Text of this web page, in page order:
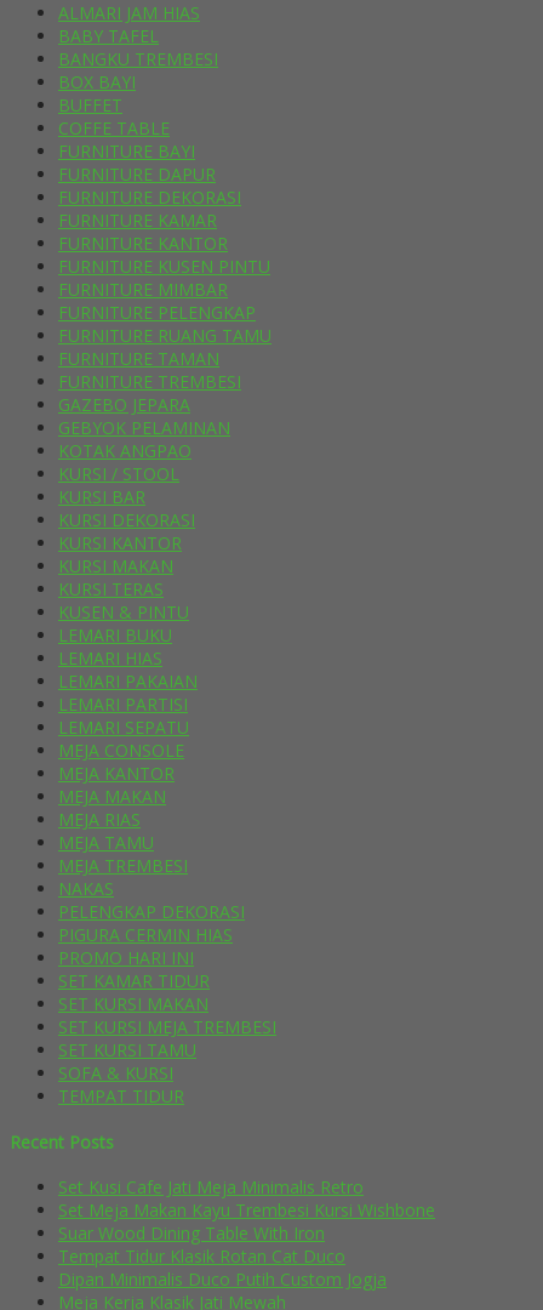
ALMARI JAM HIAS
BABY TAFEL
BANGKU TREMBESI
BOX BAYI
BUFFET
COFFE TABLE
FURNITURE BAYI
FURNITURE DAPUR
FURNITURE DEKORASI
FURNITURE KAMAR
FURNITURE KANTOR
FURNITURE KUSEN PINTU
FURNITURE MIMBAR
FURNITURE PELENGKAP
FURNITURE RUANG TAMU
FURNITURE TAMAN
FURNITURE TREMBESI
GAZEBO JEPARA
GEBYOK PELAMINAN
KOTAK ANGPAO
KURSI / STOOL
KURSI BAR
KURSI DEKORASI
KURSI KANTOR
KURSI MAKAN
KURSI TERAS
KUSEN & PINTU
LEMARI BUKU
LEMARI HIAS
LEMARI PAKAIAN
LEMARI PARTISI
LEMARI SEPATU
MEJA CONSOLE
MEJA KANTOR
MEJA MAKAN
MEJA RIAS
MEJA TAMU
MEJA TREMBESI
NAKAS
PELENGKAP DEKORASI
PIGURA CERMIN HIAS
PROMO HARI INI
SET KAMAR TIDUR
SET KURSI MAKAN
SET KURSI MEJA TREMBESI
SET KURSI TAMU
SOFA & KURSI
TEMPAT TIDUR
Recent Posts
Set Kusi Cafe Jati Meja Minimalis Retro
Set Meja Makan Kayu Trembesi Kursi Wishbone
Suar Wood Dining Table With Iron
Tempat Tidur Klasik Rotan Cat Duco
Dipan Minimalis Duco Putih Custom Jogja
Meja Kerja Klasik Jati Mewah